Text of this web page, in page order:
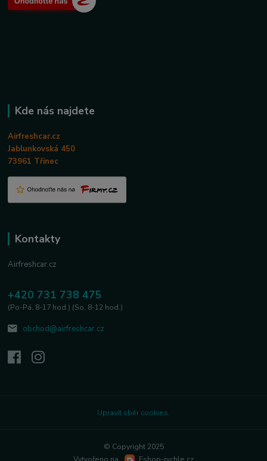
Kde nás najdete
Airfreshcar.cz
Jablunkovská 450
73961 Třinec
Kontakty
Airfreshcar.cz
+420 731 738 475
(Po-Pá, 8-17 hod.) (So, 8-12 hod.)
obchod@airfreshcar.cz
Upravit sběr cookies.
© Copyright 2025